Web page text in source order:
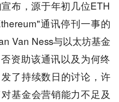
布，源于年初几位ETH
通讯停刊一事的
Van Ness与以太坊基金
资助该通讯以及为何终
了持续数日的讨论，许
基金会营销能力不足及